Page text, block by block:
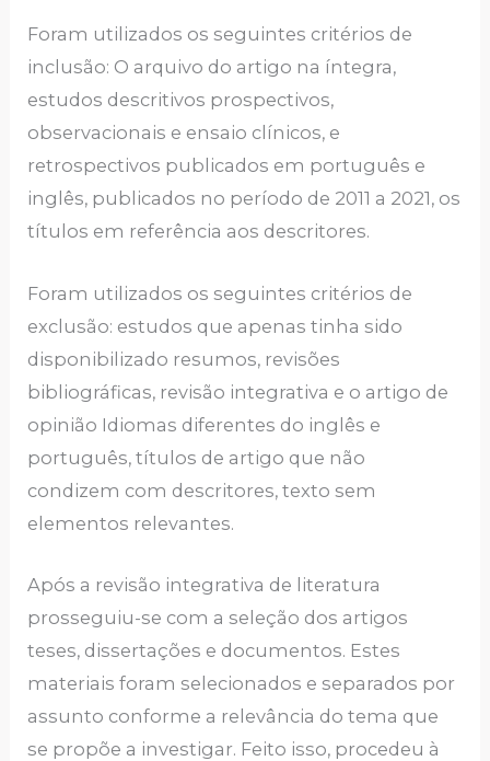
Foram utilizados os seguintes critérios de
inclusão: O arquivo do artigo na íntegra,
estudos descritivos prospectivos,
observacionais e ensaio clínicos, e
retrospectivos publicados em português e
inglês, publicados no período de 2011 a 2021, os
títulos em referência aos descritores.
Foram utilizados os seguintes critérios de
exclusão: estudos que apenas tinha sido
disponibilizado resumos, revisões
bibliográficas, revisão integrativa e o artigo de
opinião Idiomas diferentes do inglês e
português, títulos de artigo que não
condizem com descritores, texto sem
elementos relevantes.
Após a revisão integrativa de literatura
prosseguiu-se com a seleção dos artigos
teses, dissertações e documentos. Estes
materiais foram selecionados e separados por
assunto conforme a relevância do tema que
se propõe a investigar. Feito isso, procedeu à